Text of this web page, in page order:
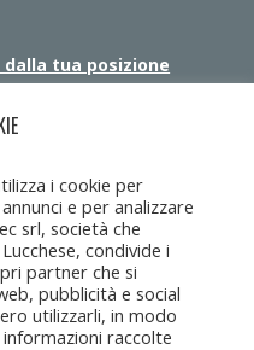
tua posizione
i cookie per
e per analizzare
srl, società che
condivide i
partner che si
pubblicità e social
utilizzarli, in modo
raccolte